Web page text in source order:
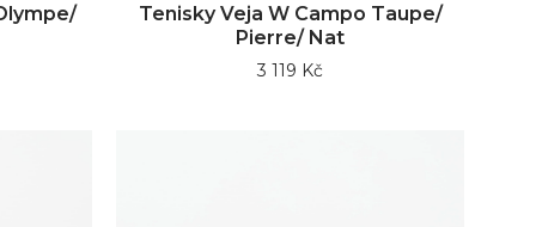
Tenisky Veja W Campo Taupe/
Pierre/ Nat
3 119 Kč